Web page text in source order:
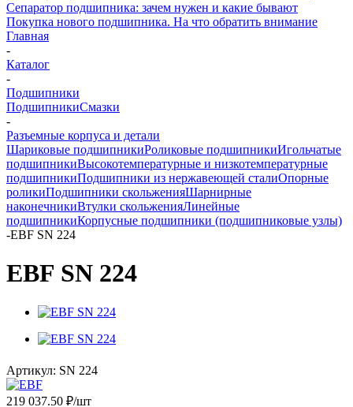
Сепаратор подшипника: зачем нужен и какие бывают
Покупка нового подшипника. На что обратить внимание
Главная
-
Каталог
-
Подшипники
ПодшипникиСмазки
-
Разъемные корпуса и детали
Шариковые подшипникиРоликовые подшипникиИгольчатые
подшипникиВысокотемпературные и низкотемпературные
подшипникиПодшипники из нержавеющей сталиОпорные
роликиПодшипники скольженияШарнирные
наконечникиВтулки скольженияЛинейные
подшипникиКорпусные подшипники (подшипниковые узлы)
-EBF SN 224
EBF SN 224
Артикул: SN 224
219 037.50 ₽/шт